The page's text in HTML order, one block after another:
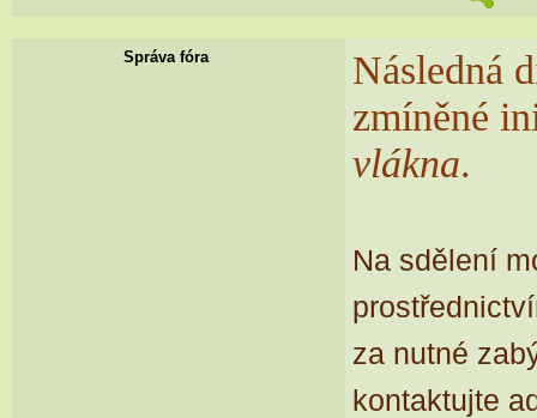
Správa fóra
Následná
zmíněné
vlákna.
Na sdělení
za nutné
kontaktujte